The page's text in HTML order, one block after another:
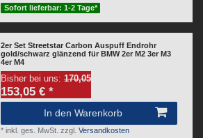
Sofort lieferbar: 1-2 Tage*
2er Set Streetstar Carbon Auspuff Endrohr
gold/schwarz glänzend für BMW 2er M2 3er M3
4er M4
Bisher bei uns:170,05
153,05 € *
In den Warenkorb
*inkl. ges. MwSt. zzgl.Versandkosten